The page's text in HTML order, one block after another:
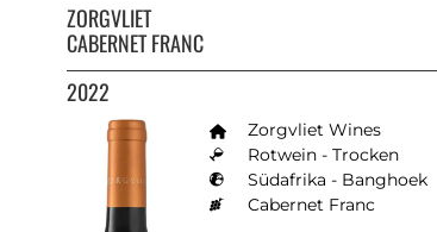
ZORGVLIET
CABERNET FRANC
2022
Zorgvliet Wines
Rotwein - Trocken
Südafrika - Banghoek
Cabernet Franc